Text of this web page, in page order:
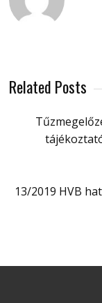
Related Posts
13/2019 HVB